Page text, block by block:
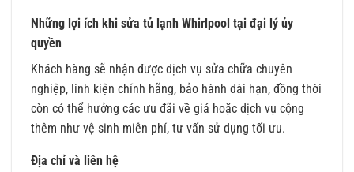
Những lợi ích khi sửa tủ lạnh Whirlpool tại đại lý ủy
quyền
Khách hàng sẽ nhận được dịch vụ sửa chữa chuyên
nghiệp, linh kiện chính hãng, bảo hành dài hạn, đồng thời
còn có thể hưởng các ưu đãi về giá hoặc dịch vụ cộng
thêm như vệ sinh miễn phí, tư vấn sử dụng tối ưu.
Địa chỉ và liên hệ